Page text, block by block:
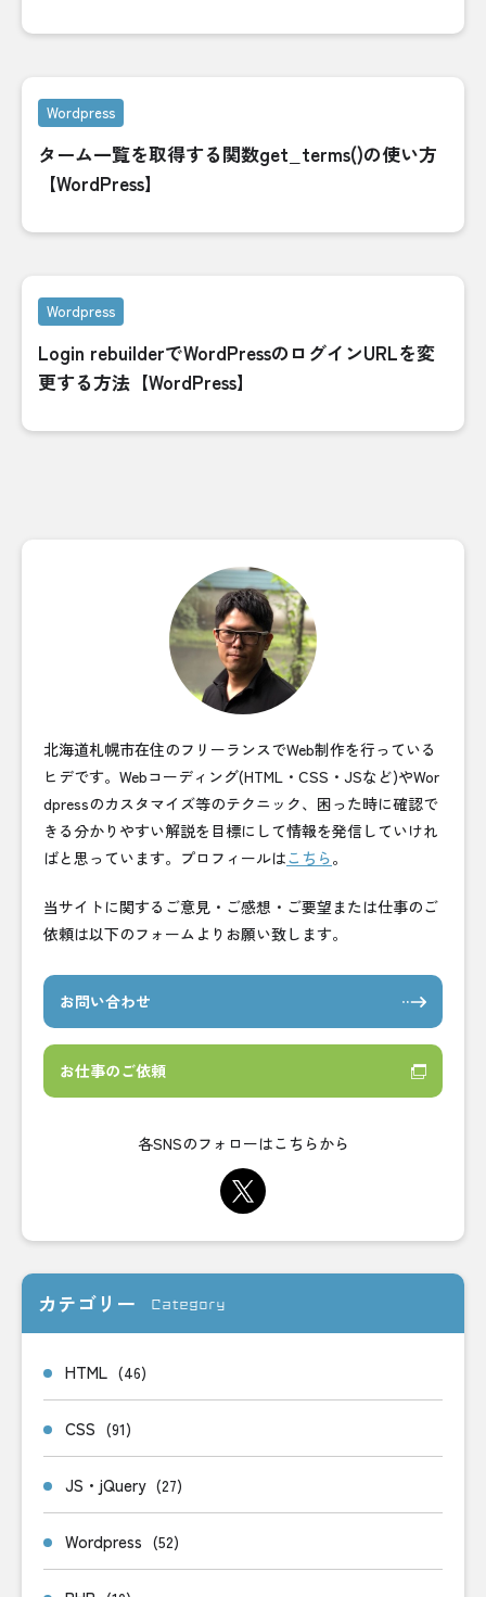
Wordpress
ターム一覧を取得する関数get_terms()の使い方
【WordPress】
Wordpress
Login rebuilderでWordPressのログインURLを変
更する方法【WordPress】
北海道札幌市在住のフリーランスでWeb制作を行っている
ヒデです。Webコーディング(HTML・CSS・JSなど)やWor
dpressのカスタマイズ等のテクニック、困った時に確認で
きる分かりやすい解説を目標にして情報を発信していけれ
ばと思っています。プロフィールはこちら。
当サイトに関するご意見・ご感想・ご要望または仕事のご
依頼は以下のフォームよりお願い致します。
お問い合わせ
お仕事のご依頼
各SNSのフォローはこちらから
カテゴリー Category
HTML (46)
CSS (91)
JS・jQuery (27)
Wordpress (52)